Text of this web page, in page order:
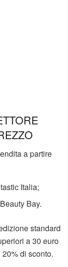
a partire
Italia;
Bay.
standard
a 30 euro
di sconto.